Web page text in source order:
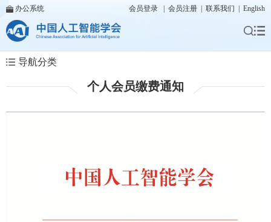
办公系统 会员登录 会员注册 联系我们 English
导航分类
个人会员缴费通知